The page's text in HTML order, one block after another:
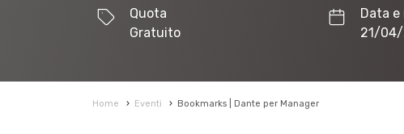
Quota
Gratuito
Data
21/
Home › Eventi › Bookmarks | Dante per Manager